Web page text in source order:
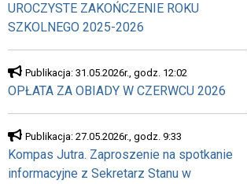
UROCZYSTE ZAKOŃCZENIE ROKU
SZKOLNEGO 2025-2026
Publikacja: 31.05.2026r., godz. 12:02
OPŁATA ZA OBIADY W CZERWCU 2026
Publikacja: 27.05.2026r., godz. 9:33
Kompas Jutra. Zaproszenie na spotkanie
informacyjne z Sekretarz Stanu w